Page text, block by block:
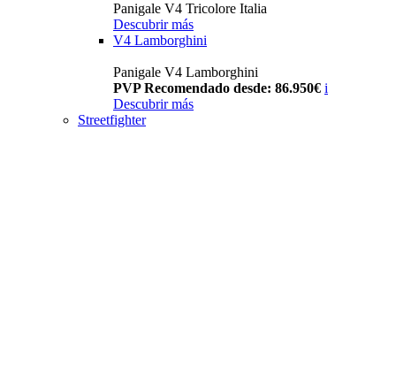
Panigale V4 Tricolore Italia
Descubrir más
V4 Lamborghini
Panigale V4 Lamborghini
PVP Recomendado desde: 86.950€ i
Descubrir más
Streetfighter